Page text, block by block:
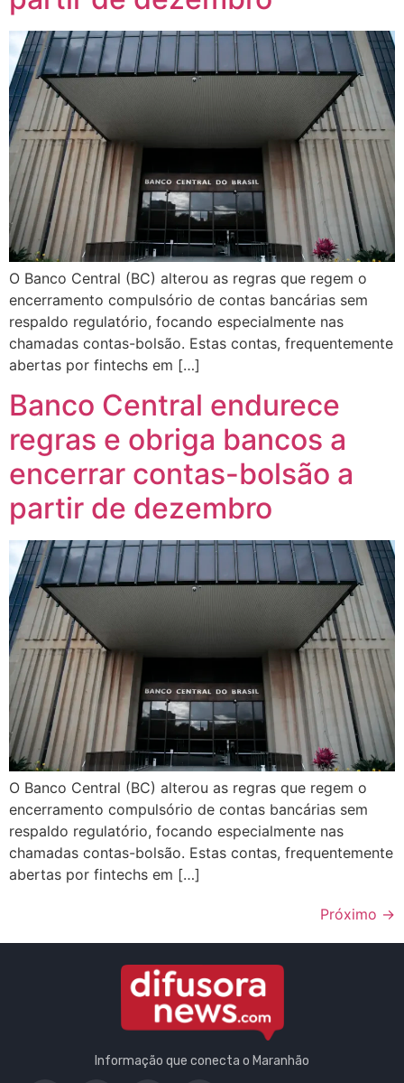
O Banco Central (BC) alterou as regras que regem o
encerramento compulsório de contas bancárias sem
respaldo regulatório, focando especialmente nas
chamadas contas-bolsão. Estas contas, frequentemente
abertas por fintechs em […]
Banco Central endurece
regras e obriga bancos a
encerrar contas-bolsão a
partir de dezembro
O Banco Central (BC) alterou as regras que regem o
encerramento compulsório de contas bancárias sem
respaldo regulatório, focando especialmente nas
chamadas contas-bolsão. Estas contas, frequentemente
abertas por fintechs em […]
Próximo →
Informação que conecta o Maranhão